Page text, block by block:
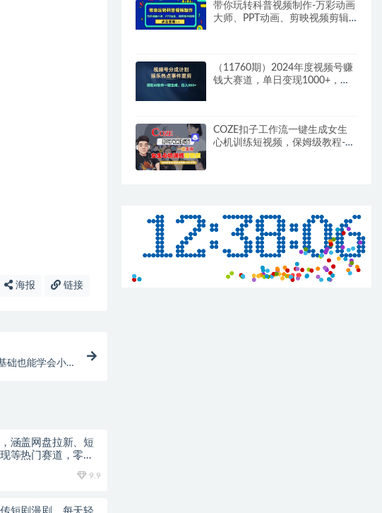
海报 链接
础也能学会小
涵盖网盘拉新、短
等热门赛道，零基
9.9
带你玩转科普视频制作-万彩动画
大师、PPT动画、剪映视频剪辑
（11760期）2024年度视频号赚
钱大赛道，单日变现1000+，多
COZE扣子工作流一键生成女生
心机训练短视频，保姆级教程-智